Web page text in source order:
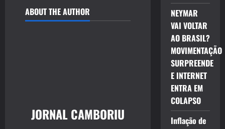
ABOUT THE AUTHOR
JORNAL CAMBORIU
NEYMAR
VAI VOLTAR
AO BRASIL?
MOVIMENTAÇÃO
SURPREENDE
E INTERNET
ENTRA EM
COLAPSO
Inflação de